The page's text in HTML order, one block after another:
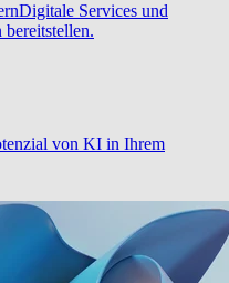
Digitale Services und
von KI in Ihrem